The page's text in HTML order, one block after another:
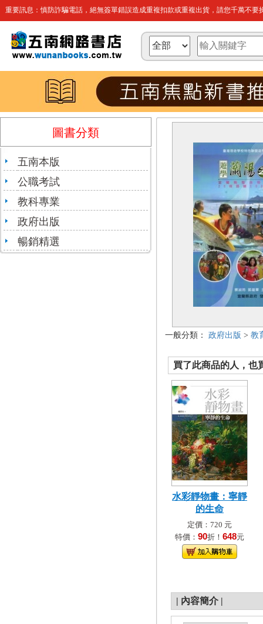
重要訊息：慎防詐騙電話，絕無簽單錯誤造成重複扣款或重複出貨，請您千萬不要
圖書分類
五南本版
公職考試
教科專業
政府出版
暢銷精選
一般分類： 政府出版 > 教
買了此商品的人，也
水彩靜物畫：寧靜
的生命
定價：720 元
特價： 90折！ 648元
| 內容簡介 |